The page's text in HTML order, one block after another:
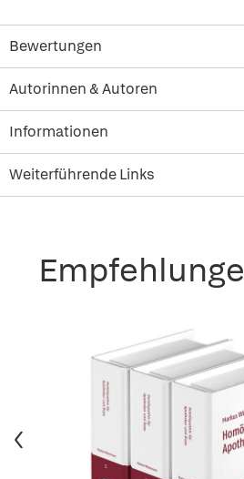
Bewertungen
Autorinnen & Autoren
Informationen
Weiterführende Links